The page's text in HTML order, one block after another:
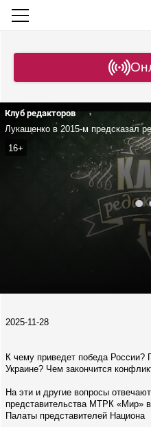
Клуб редакторов
16+
2025-11-28
К чему приведет победа
Украине? Чем закончится
На эти и другие вопросы
представительства МТРК «Мир»
Палаты представителей Национа